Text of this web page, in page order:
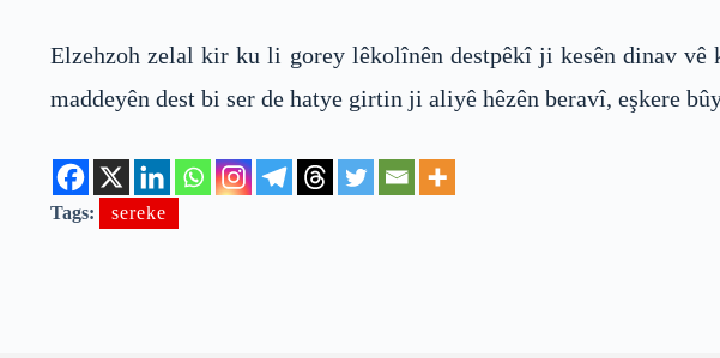
Elzehzoh zelal kir ku li gorey lêkolînên destpêkî ji kesên dinav vê
maddeyên dest bi ser de hatye girtin ji aliyê hêzên beravî, eşkere
Tags: sereke